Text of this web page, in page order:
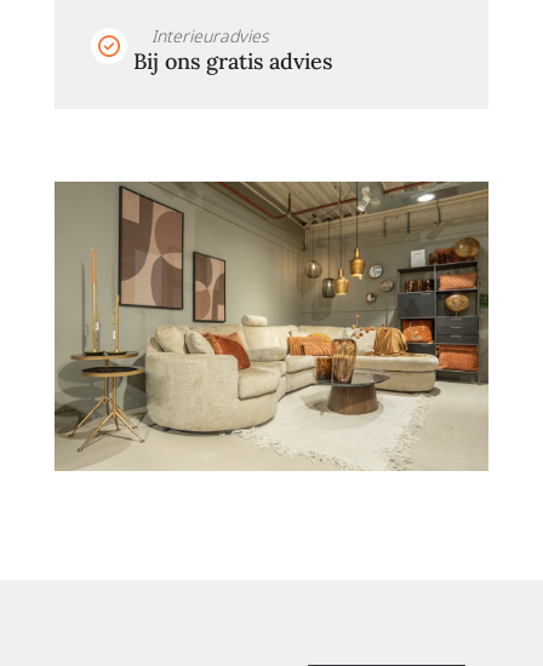
Interieuradvies
Bij ons gratis advies